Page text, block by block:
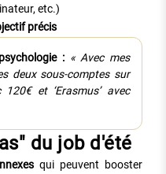
etc.)
précis
: « Avec mes
deux sous-comptes sur
120€ et ‘Erasmus’ avec
du job d'été
qui peuvent booster